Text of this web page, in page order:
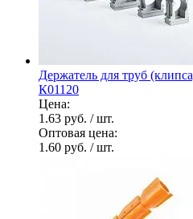
Держатель для труб
К01120
Цена:
1.63 руб. / шт.
Оптовая цена:
1.60 руб. / шт.